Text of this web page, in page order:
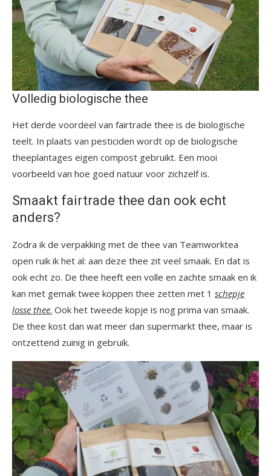
Volledig biologische thee
Het derde voordeel van fairtrade thee is de biologische
teelt. In plaats van pesticiden wordt op de biologische
theeplantages eigen compost gebruikt. Een mooi
voorbeeld van hoe goed natuur voor zichzelf is.
Smaakt fairtrade thee dan ook echt
anders?
Zodra ik de verpakking met de thee van Teamworktea
open ruik ik het al: aan deze thee zit veel smaak. En dat is
ook echt zo. De thee heeft een volle en zachte smaak en ik
kan met gemak twee koppen thee zetten met 1 schepje
losse thee. Ook het tweede kopje is nog prima van smaak.
De thee kost dan wat meer dan supermarkt thee, maar is
ontzettend zuinig in gebruik.